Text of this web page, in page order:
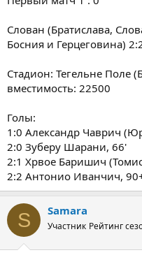
Слован (Братислава,
Босния и Герцеговина)
Стадион: Тегельне Поле
вместимость: 22500
Голы:
1:0 Александр Чаврич
2:0 Зуберу Шарани, 66'
2:1 Хрвое Баришич
2:2 Антонио Иванчич,
S Samara
Участник Рейтинг